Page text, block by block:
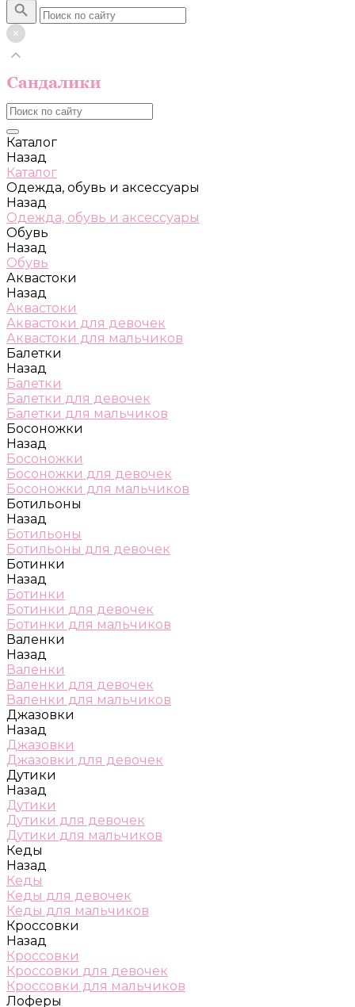
Каталог
Назад
Каталог
Одежда, обувь и аксессуары
Назад
Одежда, обувь и аксессуары
Обувь
Назад
Обувь
Аквастоки
Назад
Аквастоки
Аквастоки для девочек
Аквастоки для мальчиков
Балетки
Назад
Балетки
Балетки для девочек
Балетки для мальчиков
Босоножки
Назад
Босоножки
Босоножки для девочек
Босоножки для мальчиков
Ботильоны
Назад
Ботильоны
Ботильоны для девочек
Ботинки
Назад
Ботинки
Ботинки для девочек
Ботинки для мальчиков
Валенки
Назад
Валенки
Валенки для девочек
Валенки для мальчиков
Джазовки
Назад
Джазовки
Джазовки для девочек
Дутики
Назад
Дутики
Дутики для девочек
Дутики для мальчиков
Кеды
Назад
Кеды
Кеды для девочек
Кеды для мальчиков
Кроссовки
Назад
Кроссовки
Кроссовки для девочек
Кроссовки для мальчиков
Лоферы